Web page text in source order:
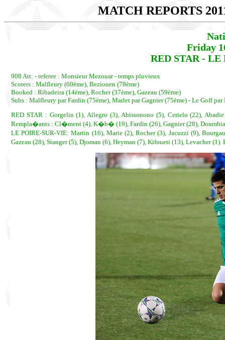
MATCH REPORTS
Friday
RED STAR - LE
908 Att: - referee : Monsieur Mezouar - temps pluvieux
Scorers : Malfleury (60ème), Beziouen (78ème)
Booked : Ribadeira (14ème), Rocher (37ème), Gazeau (59ème)
Subs : Malfleury par Fardin (75ème), Marlet par Gagnier (75ème) - Le Goff
RED STAR : Gorgelin (1), Allegro (3), Abissonono (5), Cerielo (22),
Rempla�ants : Cl�ment (4), K�b� (19), Fardin (26), Gagnier (28),
LE POIRE-SUR-VIE: Martin (16), Marie (2), Rocher (3), Jacuzzi (9),
Gazeau (28), Stanger (5), Djoman (6), Heyman (7), Kifoueti (13), Levacher